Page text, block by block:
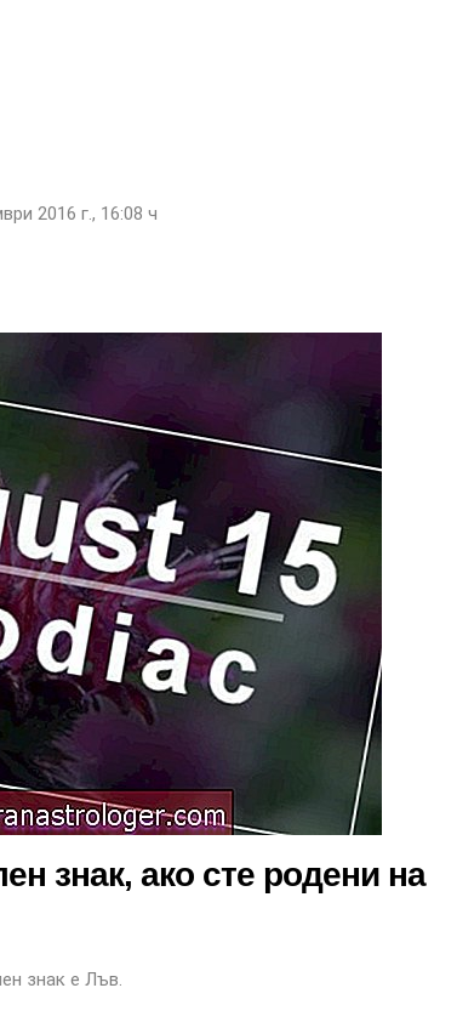
2016 г., 16:08 ч
знак, ако сте родени на
знак е Лъв.